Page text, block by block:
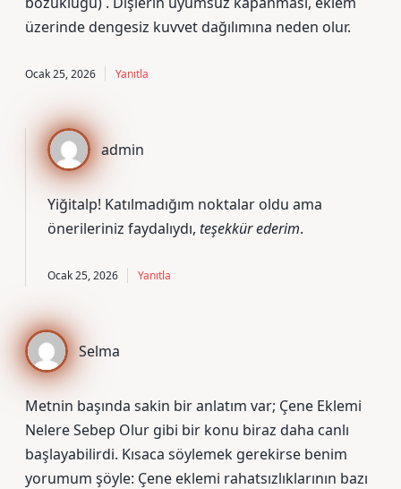
üzerinde dengesiz kuvvet dağılımına neden olur.
Ocak 25, 2026 Yanıtla
admin
Yiğitalp! Katılmadığım noktalar oldu ama
önerileriniz faydalıydı, teşekkür ederim.
Ocak 25, 2026 Yanıtla
Selma
Metnin başında sakin bir anlatım var; Çene Eklemi
Nelere Sebep Olur gibi bir konu biraz daha canlı
başlayabilirdi. Kısaca söylemek gerekirse benim
yorumum şöyle: Çene eklemi rahatsızlıklarının bazı